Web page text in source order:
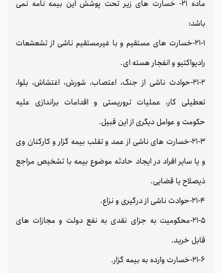
ماده 21- خسارت های زیر تحت پوشش این بیمه نامه نمی
باشد:
21-1-خسارت های مستقیم و با غیرمستقیم ناشی از تشعشعات
رادیواکتیو و انفجار هسته ای.
21-2-حوادث ناشی از جنگ، اعتصاب، شورش، اغتشاش، بلوا،
تعطیلی کار، عملیات تروریستی و اقدامات براندازی علیه
حکومت و عوامل دیگری از این قبیل.
21-3-خسارت های ناشی از عمد و تقلب بیمه گزار و کارکنان وی
و یا سایر افراد در ایجاد حادثه موضوع بیمه با تشخیص مراجع
ذیصلاح یا قضایی.
21-4-حوادث ناشی از درگیری و نزاع.
21-5-محکومیت به جزای نقدی به نفع دولت و مجازات های
قابل خرید.
21-6-خسارت وارده به بیمه گزار.